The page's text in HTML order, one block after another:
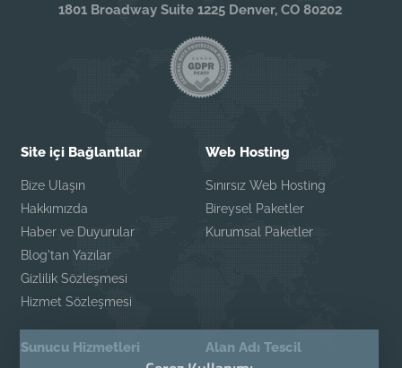
1801 Broadway Suite 1225 Denver, CO 80202
Site içi Bağlantılar
Bize Ulaşın
Hakkımızda
Haber ve Duyurular
Blog'tan Yazılar
Gizlilik Sözleşmesi
Hizmet Sözleşmesi
Web Hosting
Sınırsız Web Hosting
Bireysel Paketler
Kurumsal Paketler
Sunucu Hizmetleri Alan Adı Tescil